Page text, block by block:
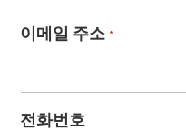
이메일 주소 *
전화번호